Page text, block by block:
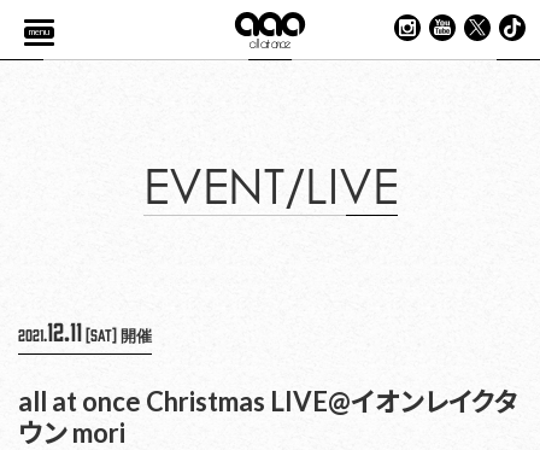
menu
EVENT/LIVE
2021.12.11[Sat]開催
all at once Christmas LIVE@イオンレイクタ
ウン mori